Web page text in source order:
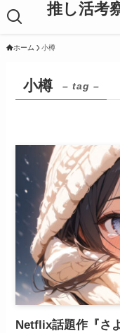
推し活考
ホーム 小樽
小樽 – tag –
Netflix話題作『さ